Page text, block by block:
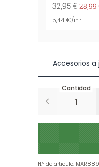
32,95 € 28,99
5,44 €/m²
Accesorios a
Cantidad
N.º de artículo: